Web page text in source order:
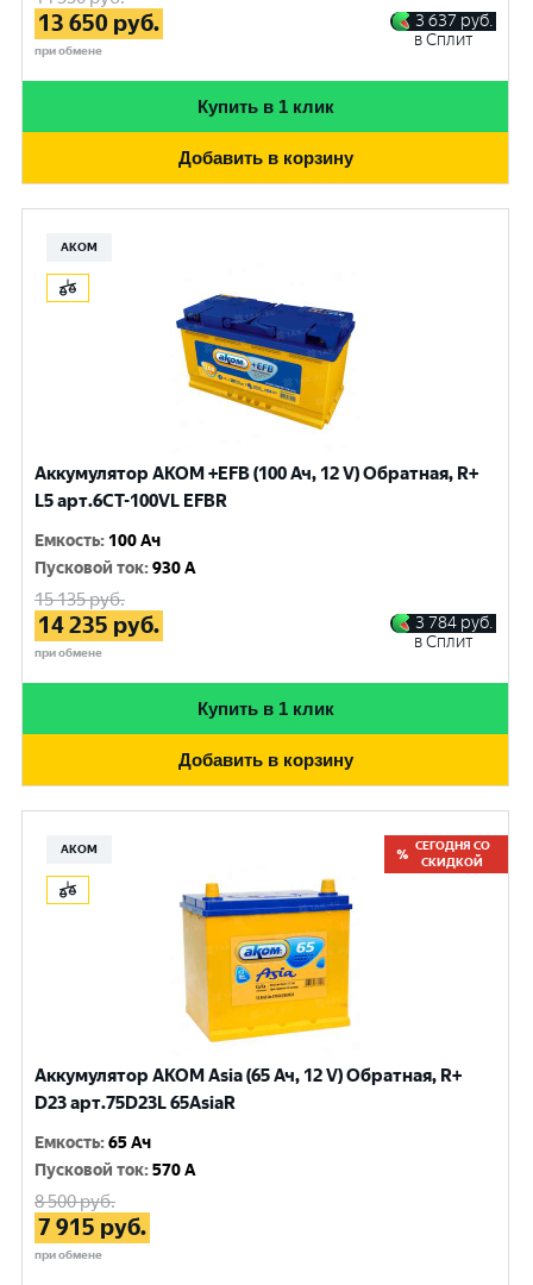
13 650 руб.
при обмене
3 637 руб.
в Сплит
Купить в 1 клик
Добавить в корзину
АКОМ
Аккумулятор AKOM +EFB (100 Ач, 12 V) Обратная, R+
L5 арт.6СТ-100VL EFBR
Емкость: 100 Ач
Пусковой ток:930 A
15 135руб.
14 235 руб.
при обмене
3 784 руб.
в Сплит
Купить в 1 клик
Добавить в корзину
АКОМ
СЕГОДНЯ СО
СКИДКОЙ
Аккумулятор AKOM Asia (65 Ач, 12 V) Обратная, R+
D23 арт.75D23L 65AsiaR
Емкость:65 Ач
Пусковой ток:570 A
8 500руб.
7 915 руб.
при обмене